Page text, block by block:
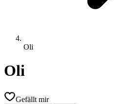
Oli
Oli
Gefällt mir